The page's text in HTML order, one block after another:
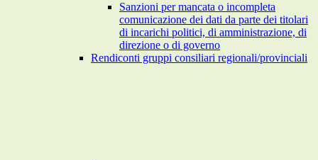
Sanzioni per mancata o incompleta
comunicazione dei dati da parte dei titolari
di incarichi politici, di amministrazione, di
direzione o di governo
Rendiconti gruppi consiliari regionali/provinciali